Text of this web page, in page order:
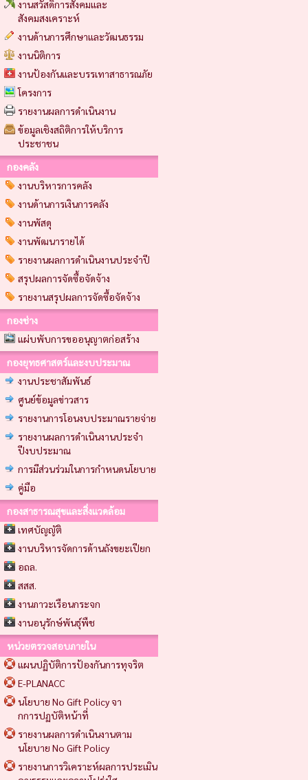
งานสวัสดิการสังคมและ
สังคมสงเคราะห์
งานด้านการศึกษาและวัฒนธรรม
งานนิติการ
งานป้องกันและบรรเทาสาธารณภัย
โครงการ
รายงานผลการดำเนินงาน
ข้อมูลเชิงสถิติการให้บริการ
ประชาชน
กองคลัง
งานบริหารการคลัง
งานด้านการเงินการคลัง
งานพัสดุ
งานพัฒนารายได้
รายงานผลการดำเนินงานประจำปี
สรุปผลการจัดซื้อจัดจ้าง
รายงานสรุปผลการจัดซื้อจัดจ้าง
กองช่าง
แผ่บพับการขออนุญาตก่อสร้าง
กองยุทธศาสตร์และงบประมาณ
งานประชาสัมพันธ์
ศูนย์ข้อมูลข่าวสาร
รายงานการโอนงบประมาณรายจ่าย
รายงานผลการดำเนินงานประจำ
ปีงบประมาณ
การมีส่วนร่วมในการกำหนดนโยบาย
คู่มือ
กองสาธารณสุขและสิ่งแวดล้อม
เทศบัญญัติ
งานบริหารจัดการด้านถังขยะเปียก
อถล.
สสส.
งานภาวะเรือนกระจก
งานอนุรักษ์พันธุ์พืช
หน่วยตรวจสอบภายใน
แผนปฏิบัติการป้องกันการทุจริต
E-PLANACC
นโยบาย No Gift Policy จา
กการปฏบัติหน้าที่
รายงานผลการดำเนินงานตาม
นโยบาย No Gift Policy
รายงานการวิเคราะห์ผลการประเมิน